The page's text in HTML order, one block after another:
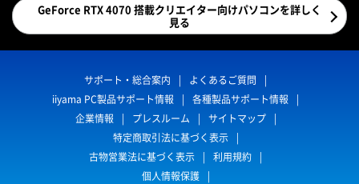
GeForce RTX 4070 搭載クリエイター向けパソコンを詳しく
見る
サポート・総合案内
よくあるご質問
iiyama PC製品サポート情報
各種製品サポート情報
企業情報
プレスルーム
サイトマップ
特定商取引法に基づく表示
古物営業法に基づく表示
利用規約
個人情報保護